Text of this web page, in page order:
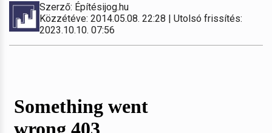
Szerző: Építésijog.hu
Közzétéve: 2014.05.08. 22:28 | Utolsó frissítés:
2023.10.10. 07:56